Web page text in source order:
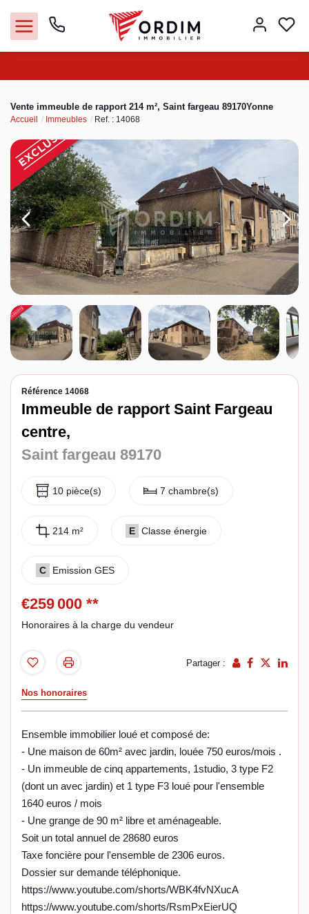
Acheter
Louer
Vendre
Immobilier pro
Faire gérer
Syndic
Espace client
Vente immeuble de rapport 214 m², Saint fargeau 89170Yonne
Accueil Immeubles Ref. : 14068
Référence 14068
Immeuble de rapport Saint Fargeau
centre,
Saint fargeau 89170
10 pièce(s) 7 chambre(s)
214 m² E Classe énergie
C Emission GES
€259 000 **
Honoraires à la charge du vendeur
Partager :
Nos honoraires
Ensemble immobilier loué et composé de:
- Une maison de 60m² avec jardin, louée 750 euros/mois .
- Un immeuble de cinq appartements, 1studio, 3 type F2
(dont un avec jardin) et 1 type F3 loué pour l'ensemble
1640 euros / mois
- Une grange de 90 m² libre et aménageable.
Soit un total annuel de 28680 euros
Taxe foncière pour l'ensemble de 2306 euros.
Dossier sur demande téléphonique.
https://www.youtube.com/shorts/WBK4fvNXucA
https://www.youtube.com/shorts/RsmPxEierUQ